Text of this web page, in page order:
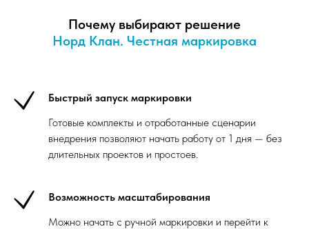
Почему выбирают решение
Норд Клан. Честная маркировка
Быстрый запуск маркировки
Готовые комплекты и отработанные сценарии
внедрения позволяют начать работу от 1 дня — без
длительных проектов и простоев.
Возможность масштабирования
Можно начать с ручной маркировки и перейти к